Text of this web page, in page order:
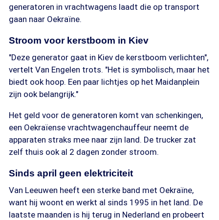
generatoren in vrachtwagens laadt die op transport
gaan naar Oekraïne.
Stroom voor kerstboom in Kiev
"Deze generator gaat in Kiev de kerstboom verlichten",
vertelt Van Engelen trots. "Het is symbolisch, maar het
biedt ook hoop. Een paar lichtjes op het Maidanplein
zijn ook belangrijk."
Het geld voor de generatoren komt van schenkingen,
een Oekraïense vrachtwagenchauffeur neemt de
apparaten straks mee naar zijn land. De trucker zat
zelf thuis ook al 2 dagen zonder stroom.
Sinds april geen elektriciteit
Van Leeuwen heeft een sterke band met Oekraïne,
want hij woont en werkt al sinds 1995 in het land. De
laatste maanden is hij terug in Nederland en probeert